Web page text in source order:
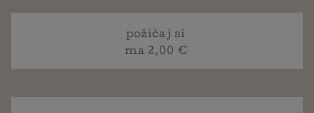
požičaj si
ma 2,00 €